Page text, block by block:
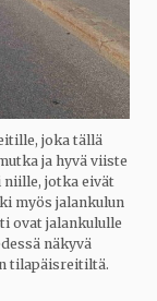
joka tällä
ja hyvä viiste
niille, jotka eivät
myös jalankulun
ovat jalankululle
näkyvä
tilapäisreitiltä.